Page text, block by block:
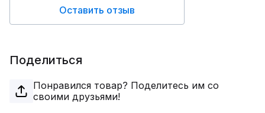
Оставить отзыв
Поделиться
Понравился товар? Поделитесь им со
своими друзьями!